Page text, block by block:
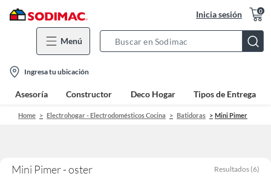
Inicia sesión 0
Menú
Bar
location-
icon
Ingresa tu ubicación
Asesoría Constructor Deco Hogar Tipos de Entrega
Home Electrohogar - Electrodomésticos Cocina Batidoras Mini Pimer
Mini Pimer - oster Resultados (6)